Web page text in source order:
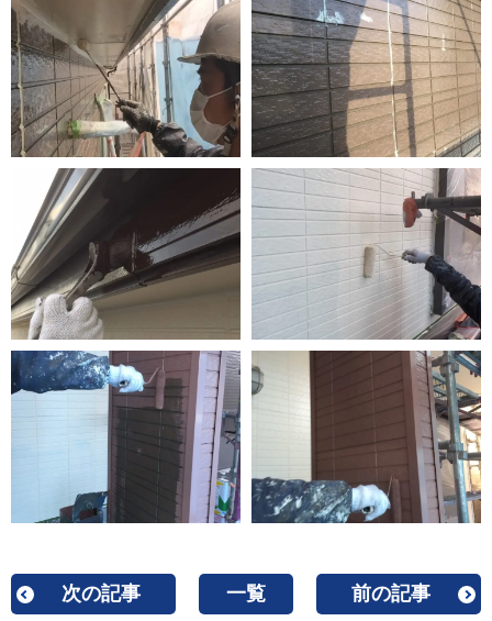
次の記事 一覧 前の記事